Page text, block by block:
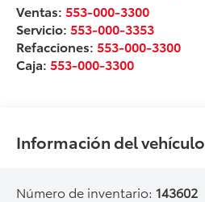
Ventas:553-000-3300
Servicio:553-000-3353
Refacciones:553-000-3300
Caja:553-000-3300
Información del vehículo
Número de inventario: 143602